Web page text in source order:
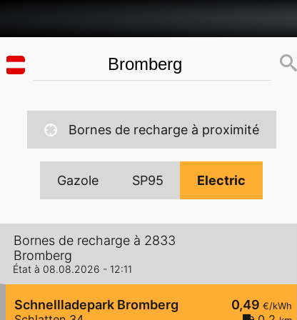
Bornes de recharge à proximité
Gazole SP95 Electric
Bornes de recharge à 2833
Bromberg
État à 08.08.2026 - 12:11
0,49 €/kWh
Schnellladepark Bromberg